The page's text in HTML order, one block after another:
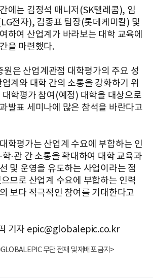
에는 김정석 매니저(SK텔레콤), 임
전자), 김종표 팀장(롯데케미칼) 및
하여 산업계가 바라보는 대학 교육에
을 마련했다.
원은 산업계관점 대학평가의 주요 성
계와 대학 간의 소통을 강화하기 위
학평가 참여(예정) 대학을 대상으로
발표 세미나에 많은 참석을 바란다고
학평가는 산업계 수요에 부합하는 인
·관 간 소통을 확대하여 대학 교육과
및 운영을 유도하는 사업이라는 점
므로 산업계 수요에 부합하는 인력
보다 적극적인 참여를 기대한다고
기자 epic@globalepic.co.kr
무단 전재 및 재배포 금지>